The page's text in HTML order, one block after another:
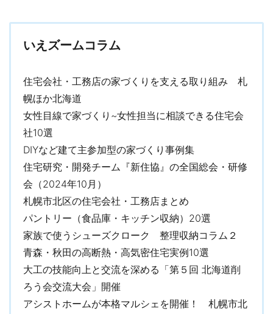
いえズームコラム
住宅会社・工務店の家づくりを支える取り組み 札
幌ほか北海道
女性目線で家づくり~女性担当に相談できる住宅会
社10選
DIYなど建て主参加型の家づくり事例集
住宅研究・開発チーム『新住協』の全国総会・研修
会（2024年10月）
札幌市北区の住宅会社・工務店まとめ
パントリー（食品庫・キッチン収納）20選
家族で使うシューズクローク 整理収納コラム２
青森・秋田の高断熱・高気密住宅実例10選
大工の技能向上と交流を深める「第５回 北海道削
ろう会交流大会」開催
アシストホームが本格マルシェを開催！ 札幌市北